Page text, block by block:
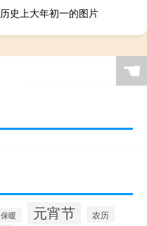
历史上大年初一的图片
☚
保暖 元宵节 农历